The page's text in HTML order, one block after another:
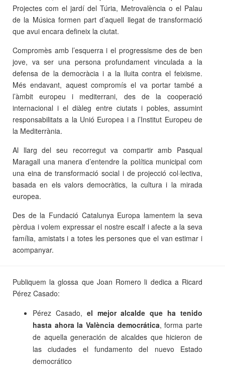
Projectes com el jardí del Túria, Metrovalència o el Palau
de la Música formen part d’aquell llegat de transformació
que avui encara defineix la ciutat.
Compromès amb l’esquerra i el progressisme des de ben
jove, va ser una persona profundament vinculada a la
defensa de la democràcia i a la lluita contra el feixisme.
Més endavant, aquest compromís el va portar també a
l’àmbit europeu i mediterrani, des de la cooperació
internacional i el diàleg entre ciutats i pobles, assumint
responsabilitats a la Unió Europea i a l’Institut Europeu de
la Mediterrània.
Al llarg del seu recorregut va compartir amb Pasqual
Maragall una manera d’entendre la política municipal com
una eina de transformació social i de projecció col·lectiva,
basada en els valors democràtics, la cultura i la mirada
europea.
Des de la Fundació Catalunya Europa lamentem la seva
pèrdua i volem expressar el nostre escalf i afecte a la seva
família, amistats i a totes les persones que el van estimar i
acompanyar.
Publiquem la glossa que Joan Romero li dedica a Ricard
Pérez Casado:
Pérez Casado, el mejor alcalde que ha tenido
hasta ahora la València democrática, forma parte
de aquella generación de alcaldes que hicieron de
las ciudades el fundamento del nuevo Estado
democrático